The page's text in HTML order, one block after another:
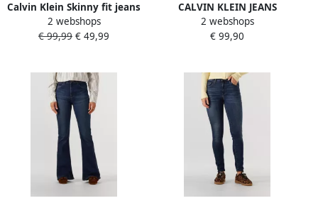
Calvin Klein Skinny fit jeans
High rise klassieke smal
gesneden jeans
2 webshops
€ 99,99 € 49,99
CALVIN KLEIN JEANS
high waist skinny jeans
medium blue denim
2 webshops
€ 99,90